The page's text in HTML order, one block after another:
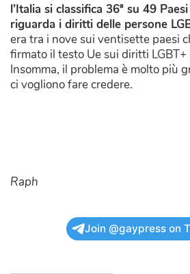
l’Italia si classifica 36ª su 49
riguarda i diritti delle persone
era tra i nove sui ventisette paesi
firmato il testo Ue sui diritti
Insomma, il problema è molto più
ci vogliono fare credere.
Raph
Join @gaypress on